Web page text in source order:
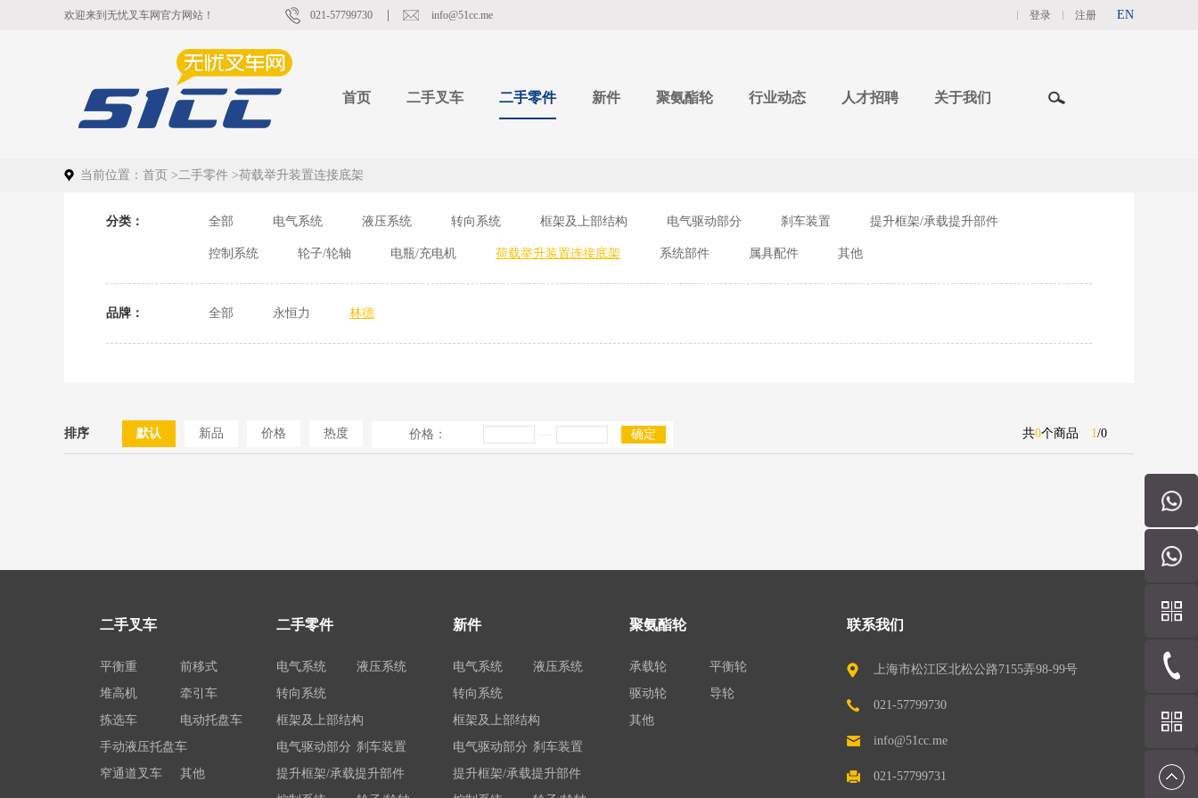
欢迎来到无忧叉车网官方网站！ 021-57799730 info@51cc.me 登录 注册 EN
首页 二手叉车 二手零件 新件 聚氨酯轮 行业动态 人才招聘 关于我们
当前位置： 首页 >二手零件 >荷载举升装置连接底架
分类： 全部 电气系统 液压系统 转向系统 框架及上部结构 电气驱动部分 刹车装置 提升框架/承载提升部件
控制系统 轮子/轮轴 电瓶/充电机 荷载举升装置连接底架 系统部件 属具配件 其他
品牌： 全部 永恒力 林德
排序 默认 新品 价格 热度 价格： 确定 共0个商品 1/0
二手叉车
平衡重
前移式
堆高机
牵引车
拣选车
电动托盘车
手动液压托盘车
窄通道叉车
其他
二手零件
电气系统
液压系统
转向系统
框架及上部结构
电气驱动部分 刹车装置
提升框架/承载提升部件
新件
电气系统
液压系统
转向系统
框架及上部结构
电气驱动部分 刹车装置
提升框架/承载提升部件
聚氨酯轮
承载轮
平衡轮
驱动轮
导轮
其他
联系我们
上海市松江区北松公路7155弄98-99号
（201611）
021-57799730
info@51cc.me
021-57799731